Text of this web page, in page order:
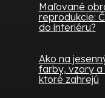
Maľované
reprodukcie:
do interiéru?
Ako na
farby, vzory a
ktoré zahrejú